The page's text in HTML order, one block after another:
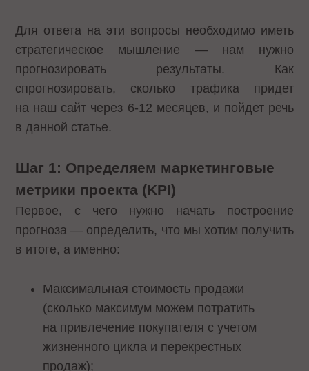
Для ответа на эти вопросы необходимо иметь
стратегическое мышление — нам нужно
прогнозировать результаты. Как
спрогнозировать, сколько трафика придет
на наш сайт через 6-12 месяцев, и пойдет речь
в данной статье.
Шаг 1: Определяем маркетинговые
метрики проекта (KPI)
Первое, с чего нужно начать построение
прогноза — определить, что мы хотим получить
в итоге, а именно:
Максимальная стоимость продажи
(сколько максимум можем потратить
на привлечение покупателя с учетом
жизненного цикла и перекрестных
продаж);